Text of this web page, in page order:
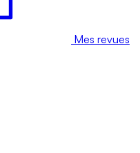
Mes revues